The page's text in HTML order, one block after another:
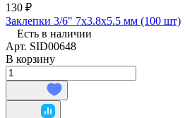
130 ₽
Заклепки 3/6" 7х3.8х5.5 мм (100 шт)
Есть в наличии
Арт. SID00648
В корзину